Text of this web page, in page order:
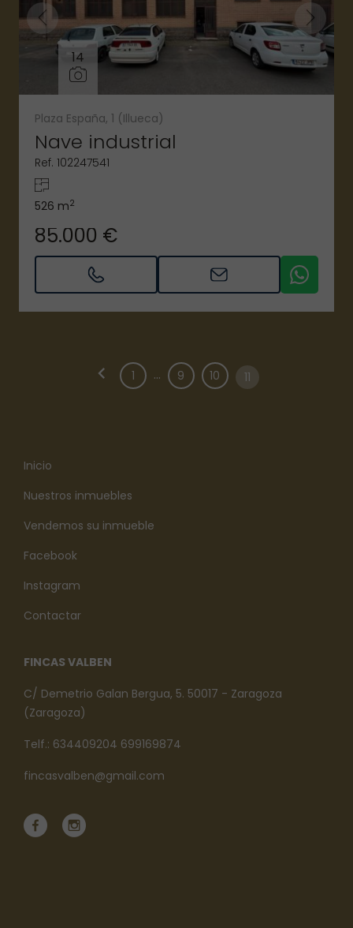
14
Plaza España, 1 (Illueca)
Nave industrial
Ref. 102247541
526 m2
85.000 €
chevron_left 1 ... 9 10 11
Inicio
Nuestros inmuebles
Vendemos su inmueble
Facebook
Instagram
Contactar
FINCAS VALBEN
C/ Demetrio Galan Bergua, 5. 50017 - Zaragoza
(Zaragoza)
Telf.: 634409204 699169874
fincasvalben@gmail.com